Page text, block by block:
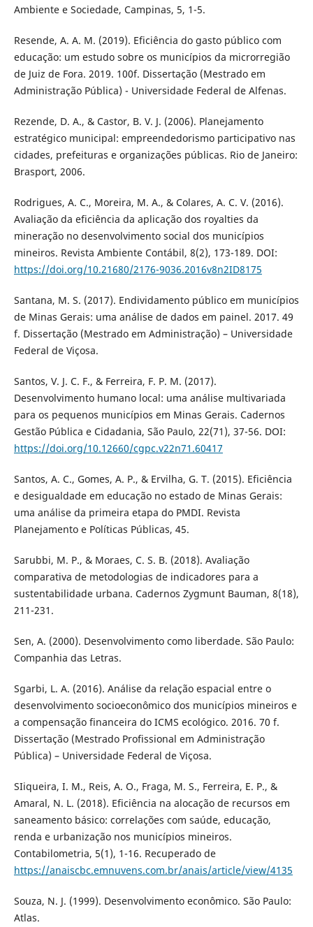
Ambiente e Sociedade, Campinas, 5, 1-5.
Resende, A. A. M. (2019). Eficiência do gasto público com
educação: um estudo sobre os municípios da microrregião
de Juiz de Fora. 2019. 100f. Dissertação (Mestrado em
Administração Pública) - Universidade Federal de Alfenas.
Rezende, D. A., & Castor, B. V. J. (2006). Planejamento
estratégico municipal: empreendedorismo participativo nas
cidades, prefeituras e organizações públicas. Rio de Janeiro:
Brasport, 2006.
Rodrigues, A. C., Moreira, M. A., & Colares, A. C. V. (2016).
Avaliação da eficiência da aplicação dos royalties da
mineração no desenvolvimento social dos municípios
mineiros. Revista Ambiente Contábil, 8(2), 173-189. DOI:
https://doi.org/10.21680/2176-9036.2016v8n2ID8175
Santana, M. S. (2017). Endividamento público em municípios
de Minas Gerais: uma análise de dados em painel. 2017. 49
f. Dissertação (Mestrado em Administração) – Universidade
Federal de Viçosa.
Santos, V. J. C. F., & Ferreira, F. P. M. (2017).
Desenvolvimento humano local: uma análise multivariada
para os pequenos municípios em Minas Gerais. Cadernos
Gestão Pública e Cidadania, São Paulo, 22(71), 37-56. DOI:
https://doi.org/10.12660/cgpc.v22n71.60417
Santos, A. C., Gomes, A. P., & Ervilha, G. T. (2015). Eficiência
e desigualdade em educação no estado de Minas Gerais:
uma análise da primeira etapa do PMDI. Revista
Planejamento e Políticas Públicas, 45.
Sarubbi, M. P., & Moraes, C. S. B. (2018). Avaliação
comparativa de metodologias de indicadores para a
sustentabilidade urbana. Cadernos Zygmunt Bauman, 8(18),
211-231.
Sen, A. (2000). Desenvolvimento como liberdade. São Paulo:
Companhia das Letras.
Sgarbi, L. A. (2016). Análise da relação espacial entre o
desenvolvimento socioeconômico dos municípios mineiros e
a compensação financeira do ICMS ecológico. 2016. 70 f.
Dissertação (Mestrado Profissional em Administração
Pública) – Universidade Federal de Viçosa.
SIiqueira, I. M., Reis, A. O., Fraga, M. S., Ferreira, E. P., &
Amaral, N. L. (2018). Eficiência na alocação de recursos em
saneamento básico: correlações com saúde, educação,
renda e urbanização nos municípios mineiros.
Contabilometria, 5(1), 1-16. Recuperado de
https://anaiscbc.emnuvens.com.br/anais/article/view/4135
Souza, N. J. (1999). Desenvolvimento econômico. São Paulo:
Atlas.